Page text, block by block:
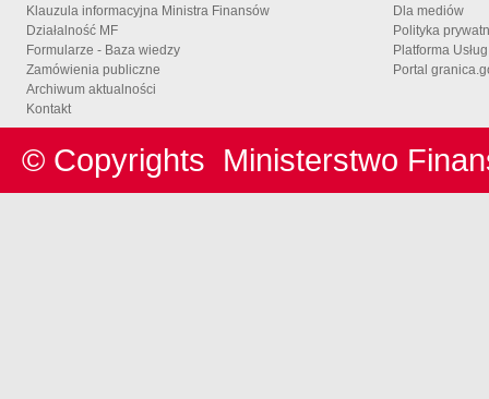
Klauzula informacyjna Ministra Finansów
Działalność MF
Formularze - Baza wiedzy
Zamówienia publiczne
Archiwum aktualności
Kontakt
Dla mediów
Polityka
Platforma
Portal
© Copyrights Ministerstwo